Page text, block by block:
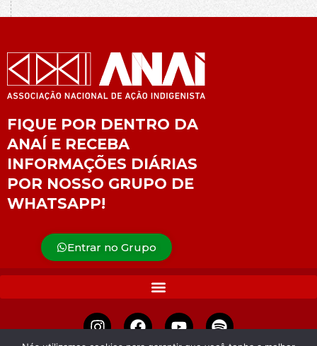
FIQUE POR DENTRO DA
ANAÍ E RECEBA
INFORMAÇÕES DIÁRIAS
POR NOSSO GRUPO DE
WHATSAPP!
Entrar no Grupo